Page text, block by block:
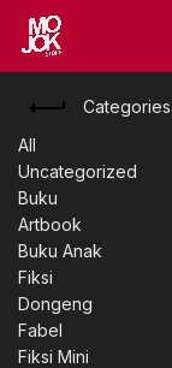
Categories
All
Uncategorized
Buku
Artbook
Buku Anak
Fiksi
Dongeng
Fabel
Fiksi Mini